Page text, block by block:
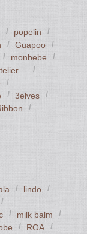
popelin
Guapoo
monbebe
3elves
lindo
milk balm
ROA